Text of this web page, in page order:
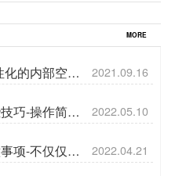
MORE
的内部空间 2021.09.16
巧-操作简单 2022.05.10
项-不仅仅是 2022.04.21